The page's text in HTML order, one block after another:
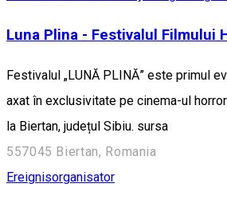
Luna Plina - Festivalul Filmului
Festivalul „LUNĂ PLINĂ” este primul
axat în exclusivitate pe cinema-ul
la Biertan, județul Sibiu. sursa
557045 Biertan, Romania
Ereignisorganisator